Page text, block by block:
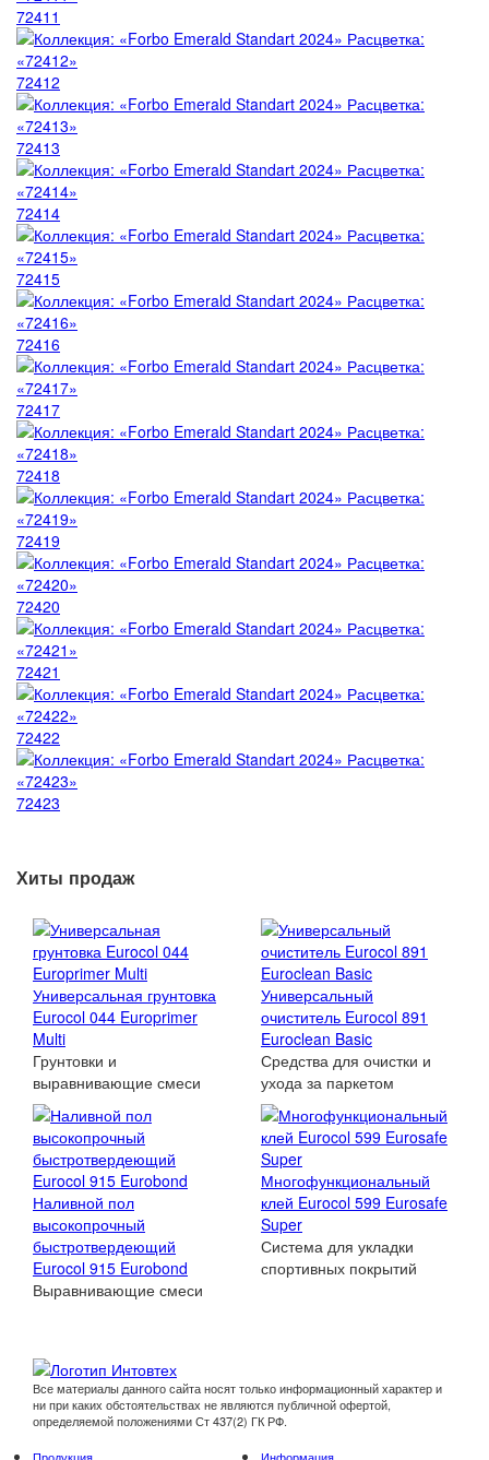
72411
72412
72413
72414
72415
72416
72417
72418
72419
72420
72421
72422
72423
Хиты продаж
Универсальная грунтовка
Eurocol 044 Europrimer
Multi
Грунтовки и
выравнивающие смеси
Универсальный
очиститель Eurocol 891
Euroclean Basic
Средства для очистки и
ухода за паркетом
Наливной пол
высокопрочный
быстротвердеющий
Eurocol 915 Eurobond
Выравнивающие смеси
Многофункциональный
клей Eurocol 599 Eurosafe
Super
Система для укладки
спортивных покрытий
Все материалы данного сайта носят только информационный характер и
ни при каких обстоятельствах не являются публичной офертой,
определяемой положениями Ст 437(2) ГК РФ.
Продукция Информация